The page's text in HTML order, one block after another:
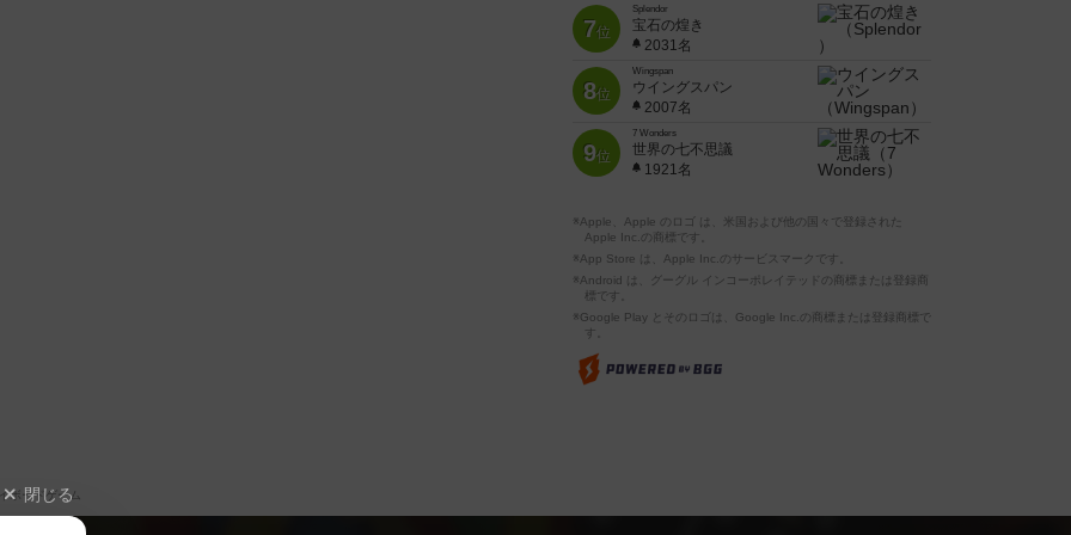
7位
Splendor
宝石の煌き
2031名
8位
Wingspan
ウイングスパン
2007名
9位
7 Wonders
世界の七不思議
1921名
※Apple、Apple のロゴ は、米国および他の国々で登録された
Apple Inc.の商標です。
※App Store は、Apple Inc.のサービスマークです。
※Android は、グーグル インコーポレイテッドの商標または登録商
標です。
※Google Play とそのロゴは、Google Inc.の商標または登録商標で
す。
ボードゲーム
閉じる